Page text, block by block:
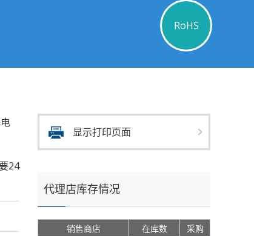
RoHS
24
显示打印页面
代理店库存情况
销售商店 在库数
采购